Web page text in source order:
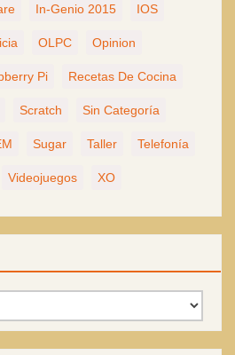
In-Genio 2015 IOS
OLPC Opinion
Pi Recetas De Cocina
Scratch Sin Categoría
Sugar Taller Telefonía
Videojuegos XO